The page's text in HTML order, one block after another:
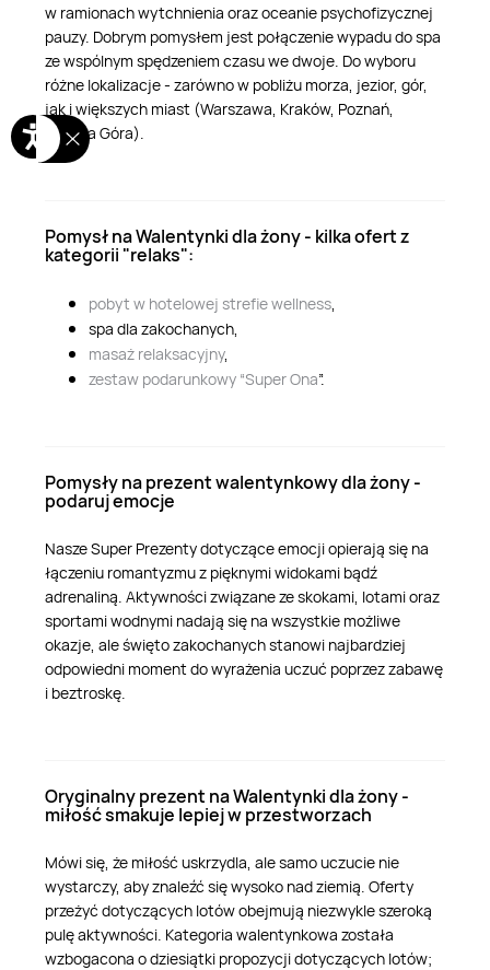
w ramionach wytchnienia oraz oceanie psychofizycznej
pauzy. Dobrym pomysłem jest połączenie wypadu do spa
ze wspólnym spędzeniem czasu we dwoje. Do wyboru
różne lokalizacje - zarówno w pobliżu morza, jezior, gór,
jak i większych miast (Warszawa, Kraków, Poznań,
Zielona Góra).
Pomysł na Walentynki dla żony - kilka ofert z
kategorii "relaks":
pobyt w hotelowej strefie wellness
spa dla zakochanych,
masaż relaksacyjny,
zestaw podarunkowy “Super Ona”.
Pomysły na prezent walentynkowy dla żony -
podaruj emocje
Nasze Super Prezenty dotyczące emocji opierają się na
łączeniu romantyzmu z pięknymi widokami bądź
adrenaliną. Aktywności związane ze skokami, lotami oraz
sportami wodnymi nadają się na wszystkie możliwe
okazje, ale święto zakochanych stanowi najbardziej
odpowiedni moment do wyrażenia uczuć poprzez zabawę
i beztroskę.
Oryginalny prezent na Walentynki dla żony -
miłość smakuje lepiej w przestworzach
Mówi się, że miłość uskrzydla, ale samo uczucie nie
wystarczy, aby znaleźć się wysoko nad ziemią. Oferty
przeżyć dotyczących lotów obejmują niezwykle szeroką
pulę aktywności. Kategoria walentynkowa została
wzbogacona o dziesiątki propozycji dotyczących lotów;